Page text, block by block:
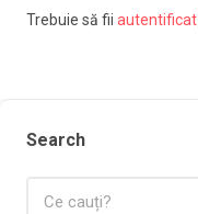
Trebuie să fii autentificat
Search